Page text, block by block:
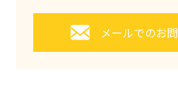
メールでのお